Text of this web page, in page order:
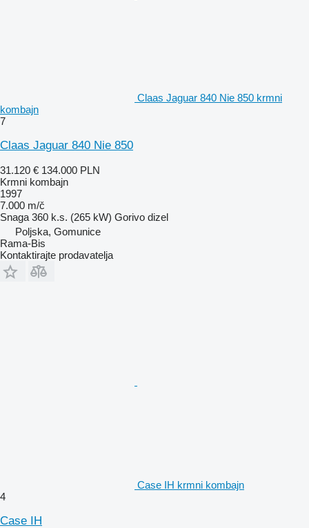
Claas Jaguar 840 Nie 850 krmni
kombajn
7
Claas Jaguar 840 Nie 850
31.120 € 134.000 PLN
Krmni kombajn
1997
7.000 m/č
Snaga 360 k.s. (265 kW) Gorivo dizel
Poljska, Gomunice
Rama-Bis
Kontaktirajte prodavatelja
Case IH krmni kombajn
4
Case IH